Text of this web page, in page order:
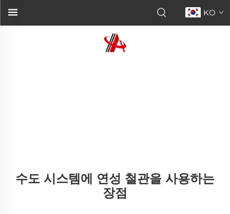
KO
수도 시스템에 연성 철관을 사용하는
장점